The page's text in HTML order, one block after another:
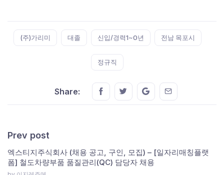
(주)가리미 대졸 신입/경력1~0년 전남 목포시
정규직
Share: Share this on FaceBook
Share this on Twitter
Share this on GMail
Share this on
Prev post
엑스티지주식회사 (채용 공고, 구인, 모집) – [일자리매칭플랫
폼] 철도차량부품 품질관리(QC) 담당자 채용